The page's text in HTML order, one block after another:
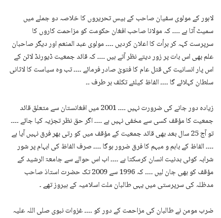
لاہور کے مولوی سفیان صاحب کے بیس تحریروں کا خلاصہ دو جملے میں
سمیٹ آتا ہے ۔۔۔۔ کہ مولانا صاحب افغان حکومت کو مزاحمت کاروں کا
سرپرست کہہ کر برأت کا اعلان کردیں ۔۔۔۔ مولوی عبد المنعم اور دیگر صاحبان
علم بھی اس بات پر زور دیتے نظر آتے ہیں ۔۔۔۔ کہ قائد جمعیت ڈیورنڈ لائن کے
اس پار انسانیت کی قتل عام کا فتویٰ صادر فرمائے ۔۔۔۔ تب وہ سیاست کا لاثانی
سلطان کہلائے گا ۔۔۔۔ الفاظ کیلئے تکلف بر طرف ۔۔
زیادہ دور جانے کی ضرورت نہیں ۔۔۔۔ 2001 میں افغانستان سے متعلق قائد
جمعیت کا مؤقف کسی سے مخفی نہیں ہے ۔۔۔۔ اگر حق نظر تجزیہ کیا جائے ۔۔۔۔
تو آج 25 سال بعد بھی قائد جمعیت کے مؤقف میں کو رتی بھر فرق نہیں آیا ہے
۔۔۔۔ الفاظ کے باہم و مبہم کا فرق ضرور ہوگا ۔۔۔۔ صرف الفاظ کی ابہام پر شور
شرابہ کوئی بدنیت انسان کرسکتا ہے ۔۔۔۔ اب اس حوالے سے جامعۃ الرشید کے
مؤقف کو بھی جان لیں ۔۔۔۔ کہ 1996 سے 2009 تک حضرت استاذ صاحب
مدظلہ کی سرپرستی میں یہی طالبان ملت اسلامیہ کے ہیروز تھے ۔
ضرب مومن نے طالبان کی مزاحمت کے دور کو ۔۔۔۔ غزوات نبوی صلی اللہ علیہ